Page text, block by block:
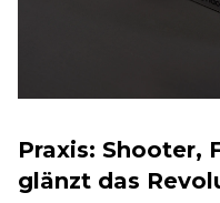
Praxis: Shooter,
glänzt das